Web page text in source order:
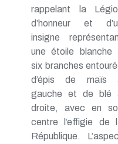
rappelant la
d’honneur et
insigne
une étoile blanche
six branches
d’épis de maïs
gauche et de blé
droite, avec en
centre l’effigie de
République.